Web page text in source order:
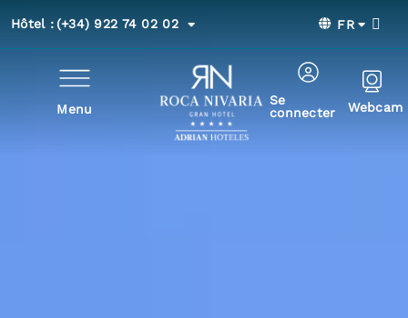
Hôtel :(+34) 922 74 02 02 FR
Menu
Se
connecter
Webcam